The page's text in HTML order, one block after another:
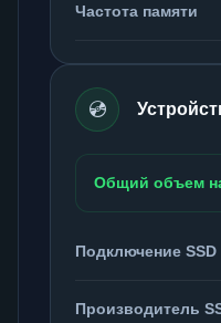
Частота памяти
💿
Общий объем
Подключение SSD
Производитель